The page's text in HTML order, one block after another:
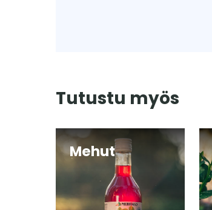
Tutustu myös
Mehut